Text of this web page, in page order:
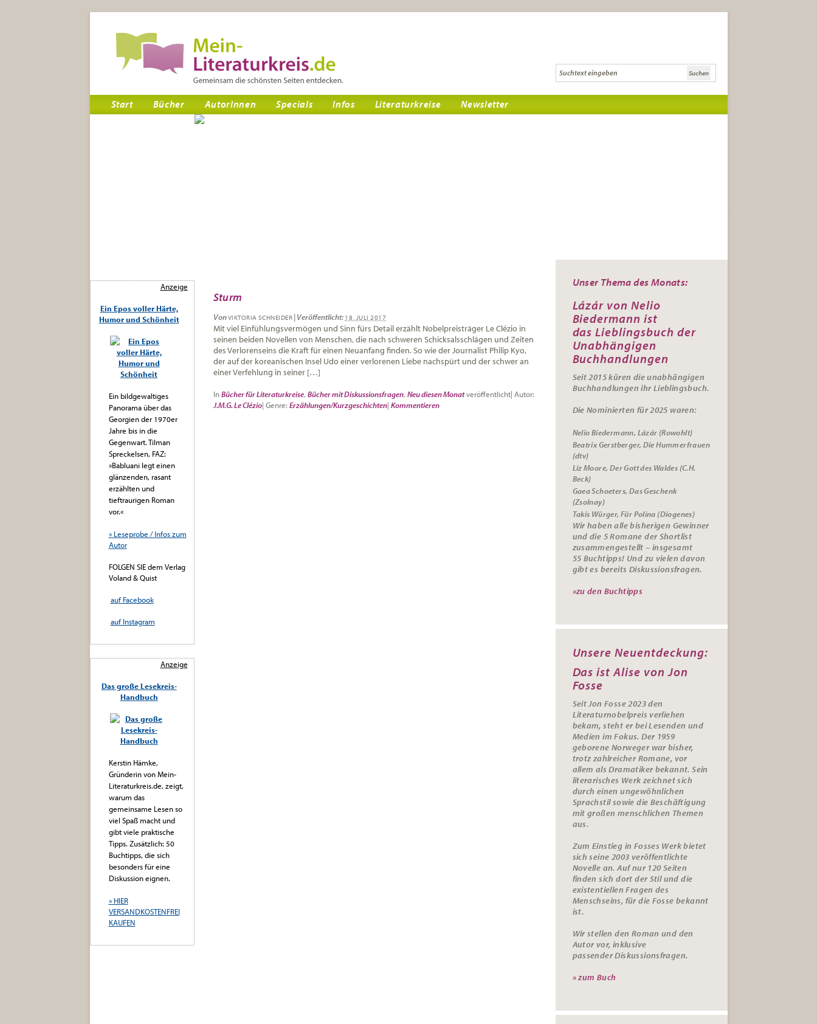
Start Bücher AutorInnen Specials Infos Literaturkreise
Newsletter
Sturm
VonVIKTORIA SCHNEIDER |Veröffentlicht: 18. JULI 2017
Mit viel Einfühlungsvermögen und Sinn fürs Detail erzählt Nobelpreisträger Le Clézio in
seinen beiden Novellen von Menschen, die nach schweren Schicksalsschlägen und Zeiten
des Verlorenseins die Kraft für einen Neuanfang finden. So wie der Journalist Philip Kyo,
der auf der koreanischen Insel Udo einer verlorenen Liebe nachspürt und der schwer an
einer Verfehlung in seiner […]
InBücher für Literaturkreise, Bücher mit Diskussionsfragen, Neu diesen Monatveröffentlicht| Autor:
J.M.G. Le Clézio| Genre: Erzählungen/Kurzgeschichten| Kommentieren
Anzeige
Ein Epos voller Härte,
Humor und Schönheit
Ein bildgewaltiges
Panorama über das
Georgien der 1970er
Jahre bis in die
Gegenwart. Tilman
Spreckelsen, FAZ:
»Babluani legt einen
glänzenden, rasant
erzählten und
tieftraurigen Roman
vor.«
» Leseprobe / Infos zum
Autor
FOLGEN SIE dem Verlag
Voland & Quist
auf Facebook
auf Instagram
Anzeige
Das große Lesekreis-
Handbuch
Kerstin Hämke,
Gründerin von Mein-
Literaturkreis.de, zeigt,
warum das
gemeinsame Lesen so
viel Spaß macht und
gibt viele praktische
Tipps. Zusätzlich: 50
Buchtipps, die sich
besonders für eine
Diskussion eignen.
» HIER
VERSANDKOSTENFREI
KAUFEN
Unser Thema des Monats:
Lázár von Nelio
Biedermann ist
dasLieblingsbuch der
Unabhängigen
Buchhandlungen
Seit 2015 küren die unabhängigen
Buchhandlungen ihr Lieblingsbuch.
Die Nominierten für 2025 waren:
Nelio Biedermann, Lázár (Rowohlt)
Beatrix Gerstberger, Die Hummerfrauen
(dtv)
Liz Moore, Der Gott des Waldes (C.H.
Beck)
Gaea Schoeters, Das Geschenk
(Zsolnay)
Takis Würger, Für Polina (Diogenes)
Wir haben alle bisherigen Gewinner
und die 5 Romane der Shortlist
zusammengestellt – insgesamt
55 Buchtipps! Und zu vielen davon
gibt es bereits Diskussionsfragen.
»zu den Buchtipps
Unsere Neuentdeckung:
Das ist Alise von Jon
Fosse
Seit Jon Fosse 2023 den
Literaturnobelpreis verliehen
bekam, steht er bei Lesenden und
Medien im Fokus. Der 1959
geborene Norweger war bisher,
trotz zahlreicher Romane, vor
allem als Dramatiker bekannt. Sein
literarisches Werk zeichnet sich
durch einen ungewöhnlichen
Sprachstil sowie die Beschäftigung
mit großen menschlichen Themen
aus.
Zum Einstieg in Fosses Werk bietet
sich seine 2003 veröffentlichte
Novelle an. Auf nur 120 Seiten
finden sich dort der Stil und die
existentiellen Fragen des
Menschseins, für die Fosse bekannt
ist.
Wir stellen den Roman und den
Autor vor, inklusive
passenderDiskussionsfragen.
» zum Buch